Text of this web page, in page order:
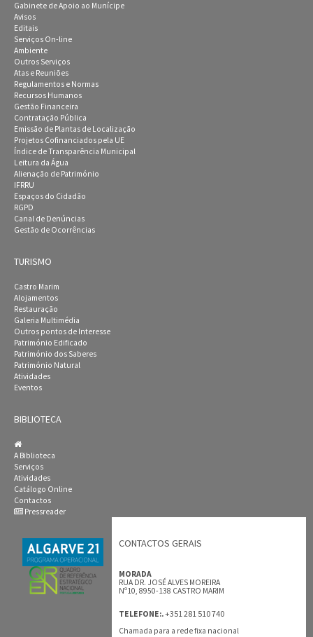
Gabinete de Apoio ao Munícipe
Avisos
Editais
Serviços On-line
Ambiente
Outros Serviços
Atas e Reuniões
Regulamentos e Normas
Recursos Humanos
Gestão Financeira
Contratação Pública
Emissão de Plantas de Localização
Projetos Cofinanciados pela UE
Índice de Transparência Municipal
Leitura da Água
Alienação de Património
IFRRU
Espaços do Cidadão
RGPD
Canal de Denúncias
Gestão de Ocorrências
TURISMO
Castro Marim
Alojamentos
Restauração
Galeria Multimédia
Outros pontos de Interesse
Património Edificado
Património dos Saberes
Património Natural
Atividades
Eventos
BIBLIOTECA
A Biblioteca
Serviços
Atividades
Catálogo Online
Contactos
Pressreader
CONTACTOS GERAIS
MORADA
RUA DR. JOSÉ ALVES MOREIRA
Nº10, 8950-138 CASTRO MARIM
TELEFONE:.+351 281 510 740
Chamada para a rede fixa nacional